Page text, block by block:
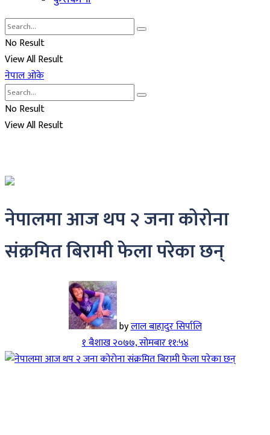
No Result
View All Result
नेपाल ओके
No Result
View All Result
नेपालमा आज थप २ जना कोरोना
संक्रमित बिरामी फेला परेका छन्
byलाल बाहादुर सिर्पालि
१ बैशाख २०७७, सोमबार ११:५४